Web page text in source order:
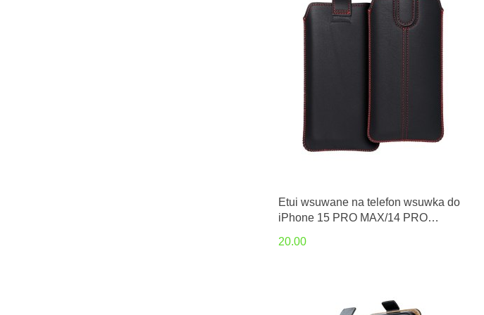
Etui wsuwane na telefon wsuwka do
iPhone 15 PRO MAX/14 PRO
15 PLUS /Samsung NOTE
20.00